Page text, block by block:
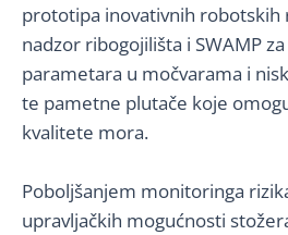
prototipa inovativnih robotskih
nadzor ribogojilišta i SWAMP
parametara u močvarama i
te pametne plutače koje
kvalitete mora.
Poboljšanjem monitoringa
upravljačkih mogućnosti